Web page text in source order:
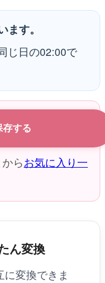
ます。
じ日の02:00で
する
らお気に入り一
ん変換
変換できま